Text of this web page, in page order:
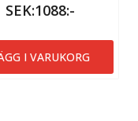
SEK:1088:-
I VARUKORG